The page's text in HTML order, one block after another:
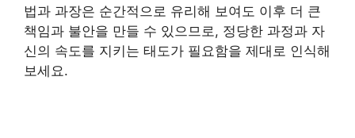
법과 과장은 순간적으로 유리해 보여도 이후 더 큰
책임과 불안을 만들 수 있으므로, 정당한 과정과 자
신의 속도를 지키는 태도가 필요함을 제대로 인식해
보세요.